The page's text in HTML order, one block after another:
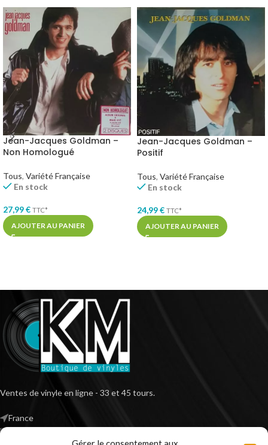
Jean-Jacques Goldman –
Non Homologué
Tous, Variété Française
En stock
27,99€ TTC*
AJOUTER AU PANIER
Jean-Jacques Goldman –
Positif
Tous, Variété Française
En stock
24,99€ TTC*
AJOUTER AU PANIER
Ventes de vinyle en ligne - 33 et 45 tours.
France